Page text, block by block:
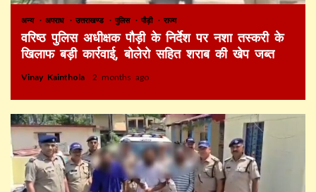
अन्य अपराध उत्तराखण्ड पुलिस पौड़ी राज्य
वरिष्ठ पुलिस अधीक्षक पौड़ी के निर्देश पर नशा तस्करी के
खिलाफ बड़ी कार्रवाई, बोलेरो सहित शराब की खेप जब्त
Vinay Kainthola 2 months ago